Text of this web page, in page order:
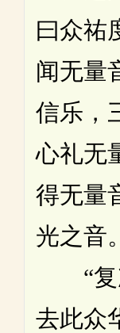
曰众祐
闻无量
信乐，
心礼无
得无量
光之音。
“复
去此众